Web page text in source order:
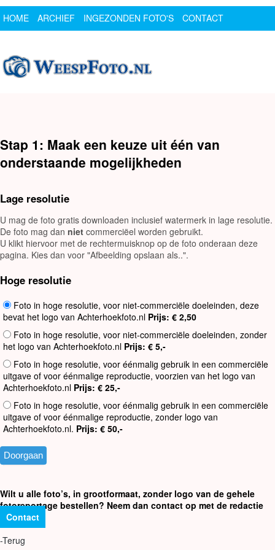
HOME ARCHIEF INGEZONDEN FOTO'S
CONTACT
Stap 1: Maak een keuze uit één van
onderstaande mogelijkheden
Lage resolutie
U mag de foto gratis downloaden inclusief watermerk in lage resolutie.
De foto mag dan niet commerciëel worden gebruikt.
U klikt hiervoor met de rechtermuisknop op de foto onderaan deze
pagina. Kies dan voor "Afbeelding opslaan als..".
Hoge resolutie
Foto in hoge resolutie, voor niet-commerciële doeleinden, deze
bevat het logo van Achterhoekfoto.nl Prijs: € 2,50
Foto in hoge resolutie, voor niet-commerciële doeleinden, zonder
het logo van Achterhoekfoto.nl Prijs: € 5,-
Foto in hoge resolutie, voor éénmalig gebruik in een commerciële
uitgave of voor éénmalige reproductie, voorzien van het logo van
Achterhoekfoto.nl Prijs: € 25,-
Foto in hoge resolutie, voor éénmalig gebruik in een commerciële
uitgave of voor éénmalige reproductie, zonder logo van
Achterhoekfoto.nl. Prijs: € 50,-
Wilt u alle foto’s, in grootformaat, zonder logo van de gehele
fotoreportage bestellen? Neem dan contact op met de redactie
Contact
-Terug